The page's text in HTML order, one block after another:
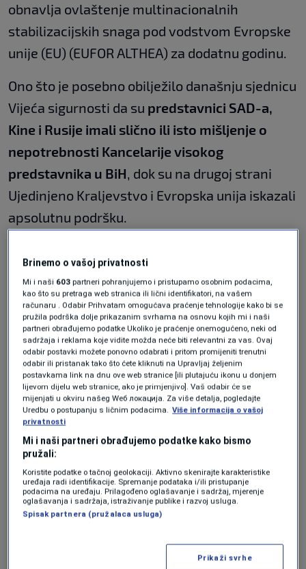
obnavlja ovlaštenje multinacionalnih
stabilizacijskih snaga pod vodstvom Evropske
unije (EU) (EUFOR ALTHEA) za dodatnu godinu.
Ono što je posebno obilježilo današnju sjednicu
Vijeća sigurnosti da su predstavnici SAD-a,
Kine i Rusije imali slično ili isto mišljenje o
nepotrebnosti Kancelarije visokog
predstavnika u BiH, dok su na drugoj strani
Ujedinjeno Kraljevstvo i Evropska unija iskazali
apsolutnu podršku.
UŽIVO.
Vezane vijesti
Poruka iz Beograda: Dodik je pacifikovan,
apsolutni je dužnik onome ko mu je ukinuo
sankcije
Američki metod pregovaranja sa Dodikom:
Pravni ekspert - isto bilo u Washingtonu i
Daytonu
Bivši sudija "jako iznenađen" brzinom kojom
će Ustavni sud BiH odlučivati o Dodikovoj
apelaciji
N1 ekskluzivno objavljuje sve detalje
Brinemo o vašoj privatnosti
Mi i naši 603 partneri pohranjujemo i pristupamo osobnim podacima,
kao što su pretraga web stranica ili lični identifikatori, na vašem
računaru . Odabir Prihvatam omogućava praćenje tehnologije kako bi se
pružila podrška dolje prikazanim svrhama na osnovu kojih mi i naši
partneri obrađujemo podatke Ukoliko je praćenje onemogućeno, neki od
sadržaja i reklama koje vidite možda neće biti relevantni za vas. Ovaj
odabir postavki možete ponovno odabrati i pritom promijeniti trenutni
odabir ili pristanak tako što ćete kliknuti na Upravljaj željenim
postavkama link na dnu ove web stranice [ili plutajuću ikonu u donjem
lijevom dijelu web stranice, ako je primjenjivo]. Vaš odabir će se
mijenjati u okviru našeg Wеб локација. Za više detalja, pogledajte
Uredbu o postupanju s ličnim podacima. Više informacija o vašoj
privatnosti
Mi i naši partneri obrađujemo podatke kako bismo
pružali:
Koristite podatke o tačnoj geolokaciji. Aktivno skenirajte karakteristike
uređaja radi identifikacije. Spremanje podataka i/ili pristupanje
podacima na uređaju. Prilagođeno oglašavanje i sadržaj, mjerenje
oglašavanja i sadržaja, istraživanje publike i razvoj usluga.
Spisak partnera (pružalaca usluga)
Prikaži svrhe